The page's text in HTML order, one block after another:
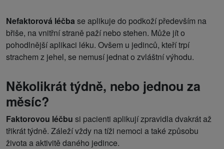
Nefaktorová léčba se aplikuje do podkoží především na
břiše, na vnitřní straně paží nebo stehen. Může jít o
pohodlnější aplikaci léku. Ovšem u jedinců, kteří trpí
strachem z jehel, se nemusí jednat o zvláštní výhodu.
Několikrát týdně, nebo jednou za
měsíc?
Faktorovou léčbu si pacienti aplikují zpravidla dvakrát až
třikrát týdně. Záleží vždy na tíži nemoci a také způsobu
života a aktivitě daného jedince.